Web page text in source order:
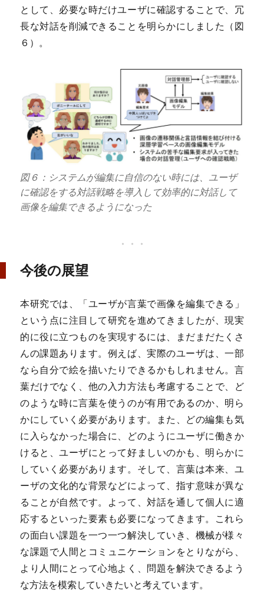
として、必要な時だけユーザに確認することで、冗
長な対話を削減できることを明らかにしました（図
６）。
図６：システムが編集に自信のない時には、ユーザ
に確認をする対話戦略を導入して効率的に対話して
画像を編集できるようになった
今後の展望
本研究では、「ユーザが言葉で画像を編集できる」
という点に注目して研究を進めてきましたが、現実
的に役に立つものを実現するには、まだまだたくさ
んの課題あります。例えば、実際のユーザは、一部
なら自分で絵を描いたりできるかもしれません。言
葉だけでなく、他の入力方法も考慮することで、ど
のような時に言葉を使うのが有用であるのか、明ら
かにしていく必要があります。また、どの編集も気
に入らなかった場合に、どのようにユーザに働きか
けると、ユーザにとって好ましいのかも、明らかに
していく必要があります。そして、言葉は本来、ユ
ーザの文化的な背景などによって、指す意味が異な
ることが自然です。よって、対話を通して個人に適
応するといった要素も必要になってきます。これら
の面白い課題を一つ一つ解決していき、機械が様々
な課題で人間とコミュニケーションをとりながら、
より人間にとって心地よく、問題を解決できるよう
な方法を模索していきたいと考えています。